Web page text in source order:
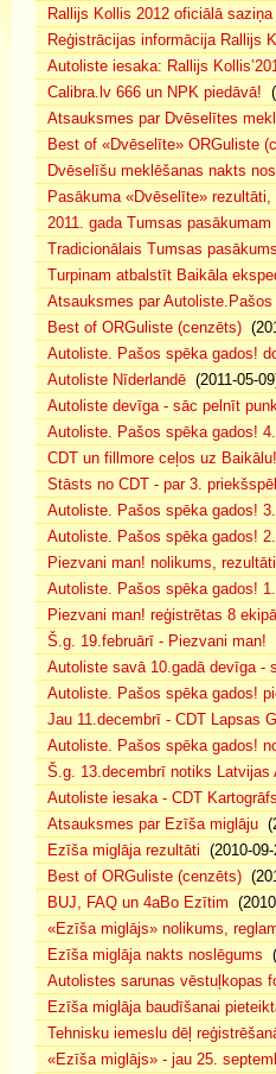
Rallijs Kollis 2012 oficiālā saziņa
Reģistrācijas informācija Rallijs
Autoliste iesaka: Rallijs
Calibra.lv 666 un NPK piedāvā!
Atsauksmes par Dvēselītes
Best of «Dvēselīte» ORGuliste
Dvēselīšu meklēšanas nakts
Pasākuma «Dvēselīte»
2011. gada Tumsas
Tradicionālais Tumsas
Turpinam atbalstīt Baikāla
Atsauksmes par
Best of ORGuliste (cenzēts)
Autoliste. Pašos spēka gados!
Autoliste Nīderlandē (2011-05-
Autoliste devīga - sāc pelnīt
Autoliste. Pašos spēka gados!
CDT un fillmore ceļos uz Baikālu!
Stāsts no CDT - par 3.
Autoliste. Pašos spēka gados!
Autoliste. Pašos spēka gados!
Piezvani man! nolikums,
Autoliste. Pašos spēka gados!
Piezvani man! reģistrētas 8
Š.g. 19.februārī - Piezvani man!
Autoliste savā 10.gadā devīga -
Autoliste. Pašos spēka gados!
Jau 11.decembrī - CDT Lapsas
Autoliste. Pašos spēka gados!
Š.g. 13.decembrī notiks Latvijas
Autoliste iesaka - CDT
Atsauksmes par Ezīša miglāju
Ezīša miglāja rezultāti (2010-
Best of ORGuliste (cenzēts)
BUJ, FAQ un 4aBo Ezītim
«Ezīša miglājs» nolikums,
Ezīša miglāja nakts noslēgums
Autolistes sarunas vēstuļkopas
Ezīša miglāja baudīšanai
Tehnisku iemeslu dēļ
«Ezīša miglājs» - jau 25.